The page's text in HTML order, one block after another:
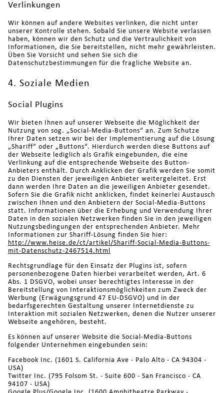
Verlinkungen
Wir können auf andere Websites verlinken, die nicht unter
unserer Kontrolle stehen. Sobald Sie unsere Website verlassen
haben, können wir den Schutz und die Vertraulichkeit von
Informationen, die Sie bereitstellen, nicht mehr gewährleisten.
Üben Sie Vorsicht und sehen Sie sich die
Datenschutzbestimmungen für die fragliche Website an.
4. Soziale Medien
Social Plugins
Wir bieten Ihnen auf unserer Webseite die Möglichkeit der
Nutzung von sog. „Social-Media-Buttons“ an. Zum Schutze
Ihrer Daten setzen wir bei der Implementierung auf die Lösung
„Shariff“ oder „Buttons“. Hierdurch werden diese Buttons auf
der Webseite lediglich als Grafik eingebunden, die eine
Verlinkung auf die entsprechende Webseite des Button-
Anbieters enthält. Durch Anklicken der Grafik werden Sie somit
zu den Diensten der jeweiligen Anbieter weitergeleitet. Erst
dann werden Ihre Daten an die jeweiligen Anbieter gesendet.
Sofern Sie die Grafik nicht anklicken, findet keinerlei Austausch
zwischen Ihnen und den Anbietern der Social-Media-Buttons
statt. Informationen über die Erhebung und Verwendung Ihrer
Daten in den sozialen Netzwerken finden Sie in den jeweiligen
Nutzungsbedingungen der entsprechenden Anbieter. Mehr
Informationen zur Shariff-Lösung finden Sie hier:
http://www.heise.de/ct/artikel/Shariff-Social-Media-Buttons-
mit-Datenschutz-2467514.html
Rechtsgrundlage für den Einsatz der Plugins ist, sofern
personenbezogene Daten hierbei verarbeitet werden, Art. 6
Abs. 1 DSGVO, wobei unser berechtigtes Interesse in der
Bereitstellung von Interaktionsmöglichkeiten zum Zweck der
Werbung (Erwägungsgrund 47 EU-DSGVO) und in der
bedarfsgerechten Gestaltung unserer Internetdienste zu
Interaktion mit sozialen Netzwerken, denen die Nutzer unserer
Webseite angehören, besteht.
Es können auf unserer Website die Social-Media-Buttons
folgender Unternehmen eingebunden sein:
Facebook Inc. (1601 S. California Ave - Palo Alto - CA 94304 -
USA)
Twitter Inc. (795 Folsom St. - Suite 600 - San Francisco - CA
94107 - USA)